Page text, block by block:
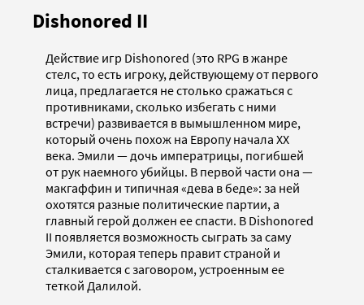
Dishonored II
Действие игр Dishonored (это RPG в жанре
стелс, то есть игроку, действующему от первого
лица, предлагается не столько сражаться с
противниками, сколько избегать с ними
встречи) развивается в вымышленном мире,
который очень похож на Европу начала XX
века. Эмили — дочь императрицы, погибшей
от рук наемного убийцы. В первой части она —
макгаффин и типичная «дева в беде»: за ней
охотятся разные политические партии, а
главный герой должен ее спасти. В Dishonored
II появляется возможность сыграть за саму
Эмили, которая теперь правит страной и
сталкивается с заговором, устроенным ее
теткой Далилой.